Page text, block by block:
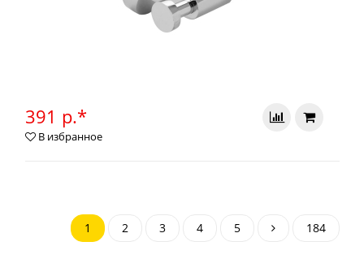
391 р.*
В избранное
1 2 3 4 5 184